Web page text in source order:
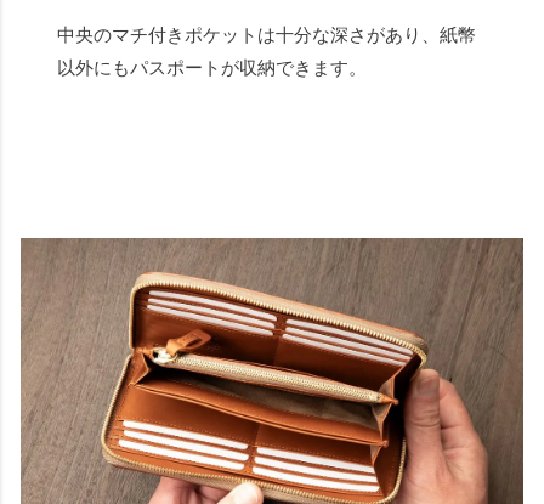
中央のマチ付きポケットは十分な深さがあり、紙幣
以外にもパスポートが収納できます。